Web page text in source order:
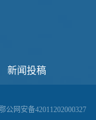
新闻投稿
公网安备42011202000327